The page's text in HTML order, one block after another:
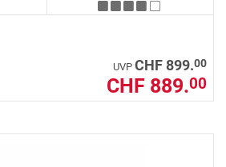
UVP CHF 899.00
CHF 889.00